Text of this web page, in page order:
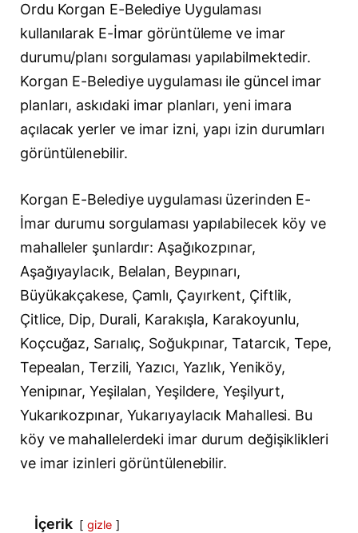
Ordu Korgan E-Belediye Uygulaması
kullanılarak E-İmar görüntüleme ve imar
durumu/planı sorgulaması yapılabilmektedir.
Korgan E-Belediye uygulaması ile güncel imar
planları, askıdaki imar planları, yeni imara
açılacak yerler ve imar izni, yapı izin durumları
görüntülenebilir.
Korgan E-Belediye uygulaması üzerinden E-
İmar durumu sorgulaması yapılabilecek köy ve
mahalleler şunlardır: Aşağıkozpınar,
Aşağıyaylacık, Belalan, Beypınarı,
Büyükakçakese, Çamlı, Çayırkent, Çiftlik,
Çitlice, Dip, Durali, Karakışla, Karakoyunlu,
Koçcuğaz, Sarıalıç, Soğukpınar, Tatarcık, Tepe,
Tepealan, Terzili, Yazıcı, Yazlık, Yeniköy,
Yenipınar, Yeşilalan, Yeşildere, Yeşilyurt,
Yukarıkozpınar, Yukarıyaylacık Mahallesi. Bu
köy ve mahallelerdeki imar durum değişiklikleri
ve imar izinleri görüntülenebilir.
İçerik gizle